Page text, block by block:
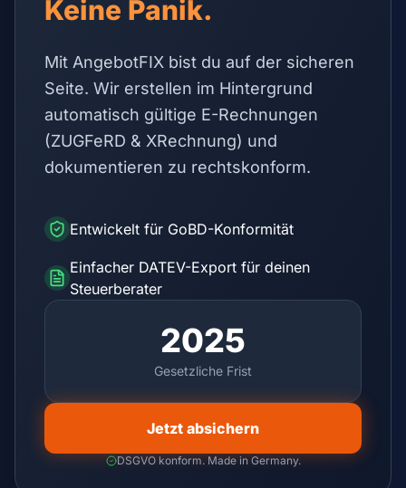
Keine Panik.
Mit AngebotFIX bist du auf der sicheren
Seite. Wir erstellen im Hintergrund
automatisch gültige E-Rechnungen
(ZUGFeRD & XRechnung) und
dokumentieren zu rechtskonform.
Entwickelt für GoBD-Konformität
Einfacher DATEV-Export für deinen
Steuerberater
2025
Gesetzliche Frist
Jetzt absichern
DSGVO konform. Made in Germany.